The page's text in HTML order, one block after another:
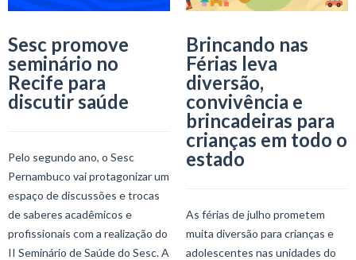
Sesc promove
seminário no
Recife para
discutir saúde
Pelo segundo ano, o Sesc
Pernambuco vai protagonizar um
espaço de discussões e trocas
de saberes acadêmicos e
profissionais com a realização do
II Seminário de Saúde do Sesc. A
Brincando nas
Férias leva
diversão,
convivência e
brincadeiras para
crianças em todo o
estado
As férias de julho prometem
muita diversão para crianças e
adolescentes nas unidades do